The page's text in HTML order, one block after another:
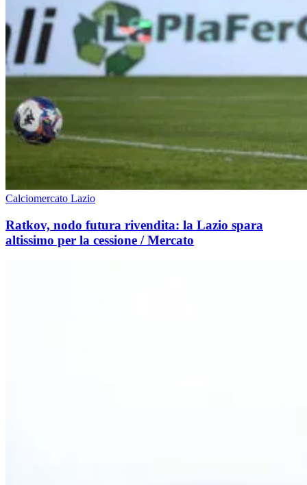
Calciomercato Lazio
Ratkov, nodo futura rivendita: la Lazio spara
altissimo per la cessione / Mercato